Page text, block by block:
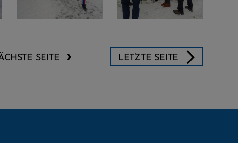
SEITE LETZTE SEITE